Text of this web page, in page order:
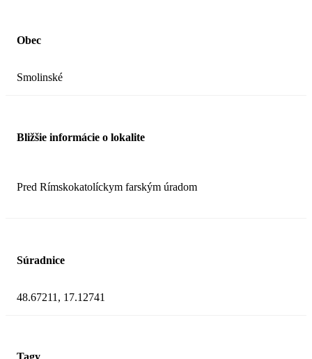
Obec
Smolinské
Bližšie informácie o lokalite
Pred Rímskokatolíckym farským úradom
Súradnice
48.67211, 17.12741